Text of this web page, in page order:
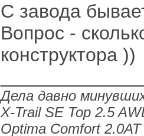
С завода
Вопрос -
конструктора ))
Дела давно
X-Trail SE Top 2.5
Optima Comfort